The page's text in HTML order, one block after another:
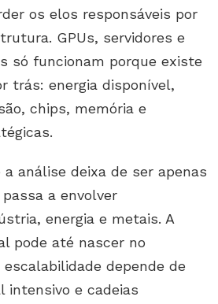
os elos responsáveis por
GPUs, servidores e
só funcionam porque existe
trás: energia disponível,
chips, memória e
análise deixa de ser apenas
a envolver
energia e metais. A
pode até nascer no
depende de
intensivo e cadeias